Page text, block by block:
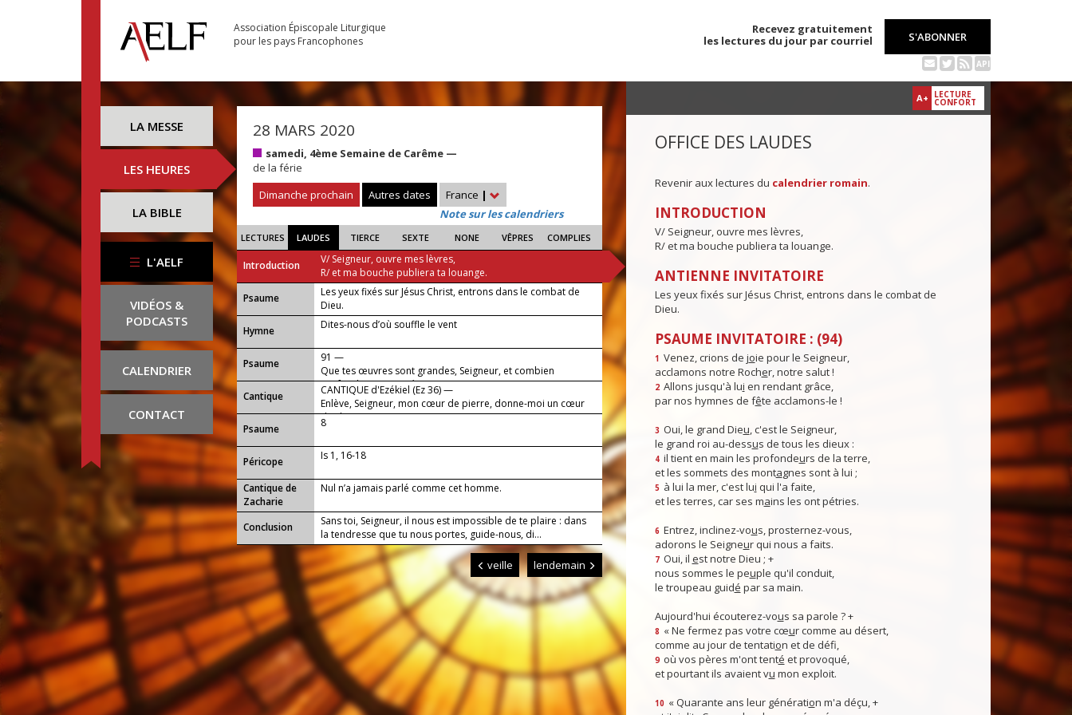
Association Épiscopale Liturgique
pour les pays Francophones
Recevez gratuitement
les lectures du jour par courriel
S'ABONNER
API
LA MESSE
LES HEURES
LA BIBLE
L'AELF
VIDÉOS &
PODCASTS
CALENDRIER
CONTACT
28 MARS 2020
samedi, 4ème Semaine de Carême —
de la férie
Dimanche prochain
Autres dates France |
Note sur les calendriers
LECTURES LAUDES TIERCE SEXTE NONE VÊPRES COMPLIES
Introduction
V/ Seigneur, ouvre mes lèvres,
R/ et ma bouche publiera ta louange.
Psaume
Les yeux fixés sur Jésus Christ, entrons dans le combat de
Dieu.
Hymne
Dites-nous d’où souffle le vent
Psaume
91 —
Que tes œuvres sont grandes, Seigneur, et combien
profondes tes pensées !
Cantique
CANTIQUE d'Ezékiel (Ez 36) —
Enlève, Seigneur, mon cœur de pierre, donne-moi un cœur
de chair.
Psaume
8
Péricope Is 1, 16-18
Cantique de
Zacharie
Nul n’a jamais parlé comme cet homme.
Conclusion
Sans toi, Seigneur, il nous est impossible de te plaire : dans
la tendresse que tu nous portes, guide-nous, di...
veille lendemain
A+ LECTURE
CONFORT
OFFICE DES LAUDES
Revenir aux lectures du calendrier romain.
INTRODUCTION
V/ Seigneur, ouvre mes lèvres,
R/ et ma bouche publiera ta louange.
ANTIENNE INVITATOIRE
Les yeux fixés sur Jésus Christ, entrons dans le combat de
Dieu.
PSAUME INVITATOIRE : (94)
1 Venez, crions de joie pour le Seigneur,
acclamons notre Rocher, notre salut !
2 Allons jusqu'à lui en rendant grâce,
par nos hymnes de fête acclamons-le !
3 Oui, le grand Dieu, c'est le Seigneur,
le grand roi au-dessus de tous les dieux :
4 il tient en main les profondeurs de la terre,
et les sommets des montagnes sont à lui ;
5 à lui la mer, c'est lui qui l'a faite,
et les terres, car ses mains les ont pétries.
6 Entrez, inclinez-vous, prosternez-vous,
adorons le Seigneur qui nous a faits.
7 Oui, il est notre Dieu ; +
nous sommes le peuple qu'il conduit,
le troupeau guidé par sa main.
Aujourd'hui écouterez-vous sa parole ? +
8 « Ne fermez pas votre cœur comme au désert,
comme au jour de tentation et de défi,
9 où vos pères m'ont tenté et provoqué,
et pourtant ils avaient vu mon exploit.
10 « Quarante ans leur génération m'a déçu, +